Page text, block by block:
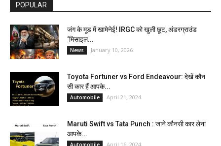
POPULAR
जंग के मूड में खामेनेई! IRGC को खुली छूट, अंडरग्राउंड
‘मिसाइल...
News January 10, 2026
Toyota Fortuner vs Ford Endeavour: देखें कौन
सी कार हैं आपके...
Automobile April 21, 2024
Maruti Swift vs Tata Punch : जाने कौनसी कार लेना
आपके...
Automobile April 16, 2024